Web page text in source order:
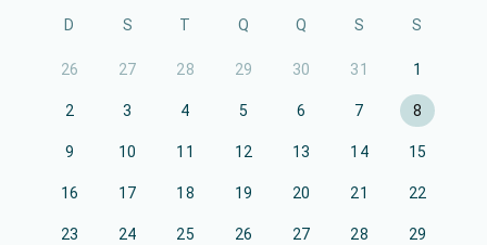
D S T Q Q S S
26 27 28 29 30 31 1
2 3 4 5 6 7 8
9 10 11 12 13 14 15
16 17 18 19 20 21 22
23 24 25 26 27 28 29